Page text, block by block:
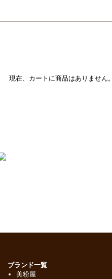
現在、カートに商品はありません。
ブランド一覧
美粉屋